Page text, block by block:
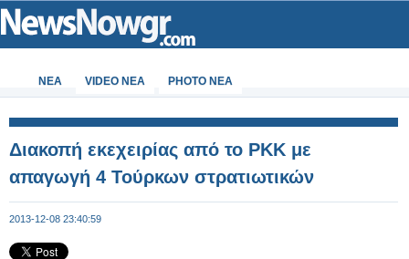
ΝΕΑ VIDEO NEA PHOTO NEA
Διακοπή εκεχειρίας από το ΡΚΚ με
απαγωγή 4 Τούρκων στρατιωτικών
2013-12-08 23:40:59